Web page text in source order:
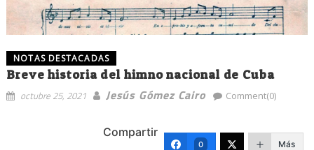
NOTAS DESTACADAS
Breve historia del himno nacional de Cuba
octubre 25, 2021 Jesús Gómez Cairo Comment(0)
Compartir
0 Más